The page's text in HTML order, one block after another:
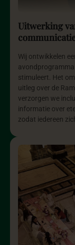
Uitwerking
Wij ontwikkelen
stimuleert. Het
uitleg over de
verzorgen we
informatie over
zodat iedereen